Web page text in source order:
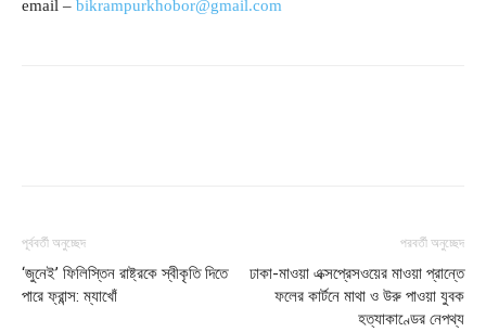
email – bikrampurkhobor@gmail.com
পূর্ববর্তী অনুচ্ছেদ
‘জুনেই’ ফিলিস্তিন রাষ্ট্রকে স্বীকৃতি দিতে
পারে ফ্রান্স: ম্যাখোঁ
পরবর্তী অনুচ্ছেদ
ঢাকা-মাওয়া এক্সপ্রেসওয়ের মাওয়া প্রান্তে
ফলের কার্টনে মাথা ও উরু পাওয়া যুবক
হত্যাকাণ্ডের নেপথ্য